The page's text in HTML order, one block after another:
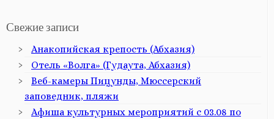
Свежие записи
Анакопийская крепость (Абхазия)
Отель «Волга» (Гудаута, Абхазия)
Веб-камеры Пицунды, Мюссерский
заповедник, пляжи
Афиша культурных мероприятий с 03.08 по